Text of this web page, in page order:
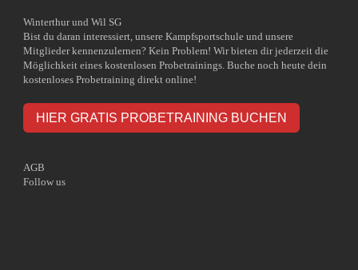
Winterthur und Wil SG
Bist du daran interessiert, unsere Kampfsportschule und unsere
Mitglieder kennenzulernen? Kein Problem! Wir bieten dir jederzeit die
Möglichkeit eines kostenlosen Probetrainings. Buche noch heute dein
kostenloses Probetraining direkt online!
HIER GRATIS PROBETRAINING BUCHEN
AGB
Follow us